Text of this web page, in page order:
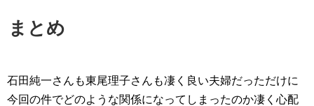
まとめ
石田純一さんも東尾理子さんも凄く良い夫婦だっただけに
今回の件でどのような関係になってしまったのか凄く心配